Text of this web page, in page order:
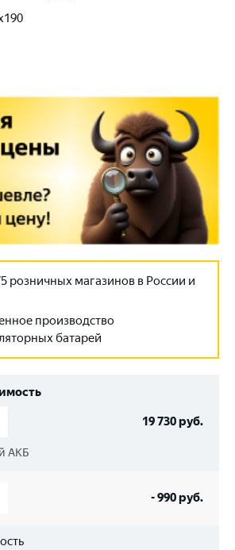
розничных магазинов в России и
производство
батарей
19 730руб.
АКБ
-990руб.